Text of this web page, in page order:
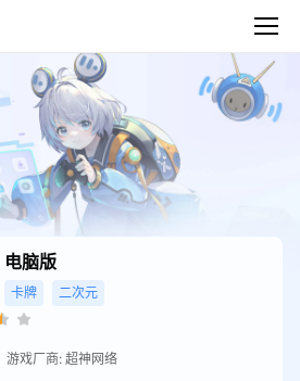
电脑版
卡牌 二次元
游戏厂商: 超神网络